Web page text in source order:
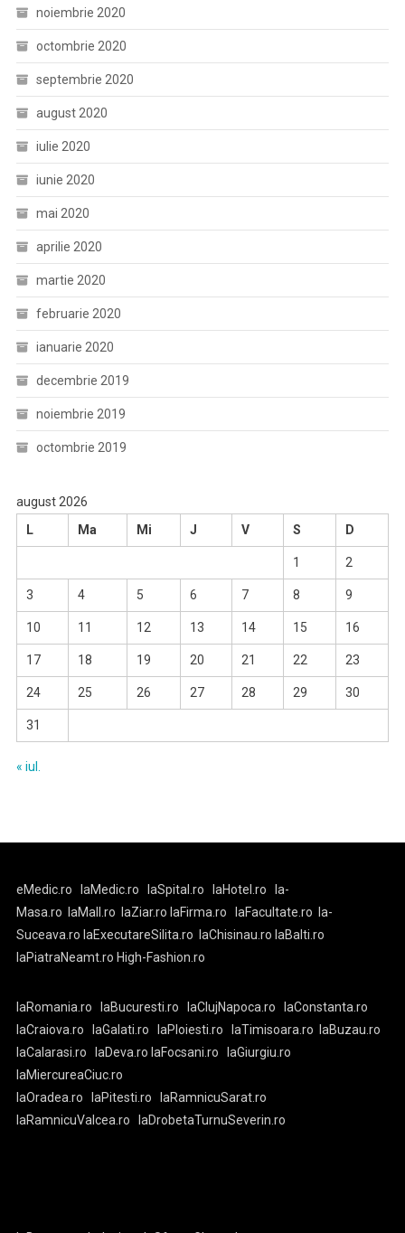
noiembrie 2020
octombrie 2020
septembrie 2020
august 2020
iulie 2020
iunie 2020
mai 2020
aprilie 2020
martie 2020
februarie 2020
ianuarie 2020
decembrie 2019
noiembrie 2019
octombrie 2019
august 2026
L
Ma Mi J V S D
1 2
3 4 5 6 7 8 9
10 11 12 13 14 15 16
17 18 19 20 21 22 23
24 25 26 27 28 29 30
31
« iul.
eMedic.ro laMedic.ro laSpital.ro laHotel.ro
la-
Masa.ro
laMall.ro laZiar.ro laFirma.ro laFacultate.ro
la-
Suceava.ro laExecutareSilita.ro laChisinau.ro laBalti.ro
laPiatraNeamt.ro High-Fashion.ro
laRomania.ro laBucuresti.ro laClujNapoca.ro
laConstanta.ro
laCraiova.ro
laGalati.ro laPloiesti.ro laTimisoara.ro
laBuzau.ro
laCalarasi.ro
laDeva.ro laFocsani.ro
laGiurgiu.ro
laMiercureaCiuc.ro
laOradea.ro
laPitesti.ro
laRamnicuSarat.ro
laRamnicuValcea.ro
laDrobetaTurnuSeverin.ro